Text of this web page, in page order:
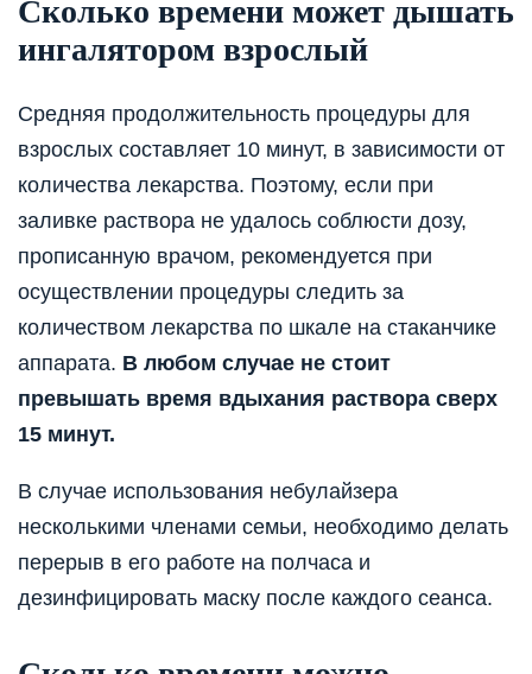
Сколько времени может дышать
ингалятором взрослый
Средняя продолжительность процедуры для
взрослых составляет 10 минут, в зависимости от
количества лекарства. Поэтому, если при
заливке раствора не удалось соблюсти дозу,
прописанную врачом, рекомендуется при
осуществлении процедуры следить за
количеством лекарства по шкале на стаканчике
аппарата. В любом случае не стоит
превышать время вдыхания раствора сверх
15 минут.
В случае использования небулайзера
несколькими членами семьи, необходимо делать
перерыв в его работе на полчаса и
дезинфицировать маску после каждого сеанса.